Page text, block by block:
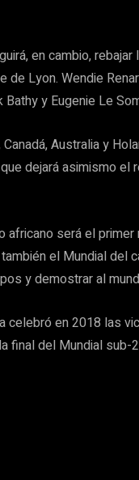
en cambio,
de Lyon. Wendie
Bathy y Eugenie Le
Canadá, Australia y
dejará asimismo el
africano será el
el Mundial del
y demostrar al
celebró en 2018 las
final del Mundial sub-